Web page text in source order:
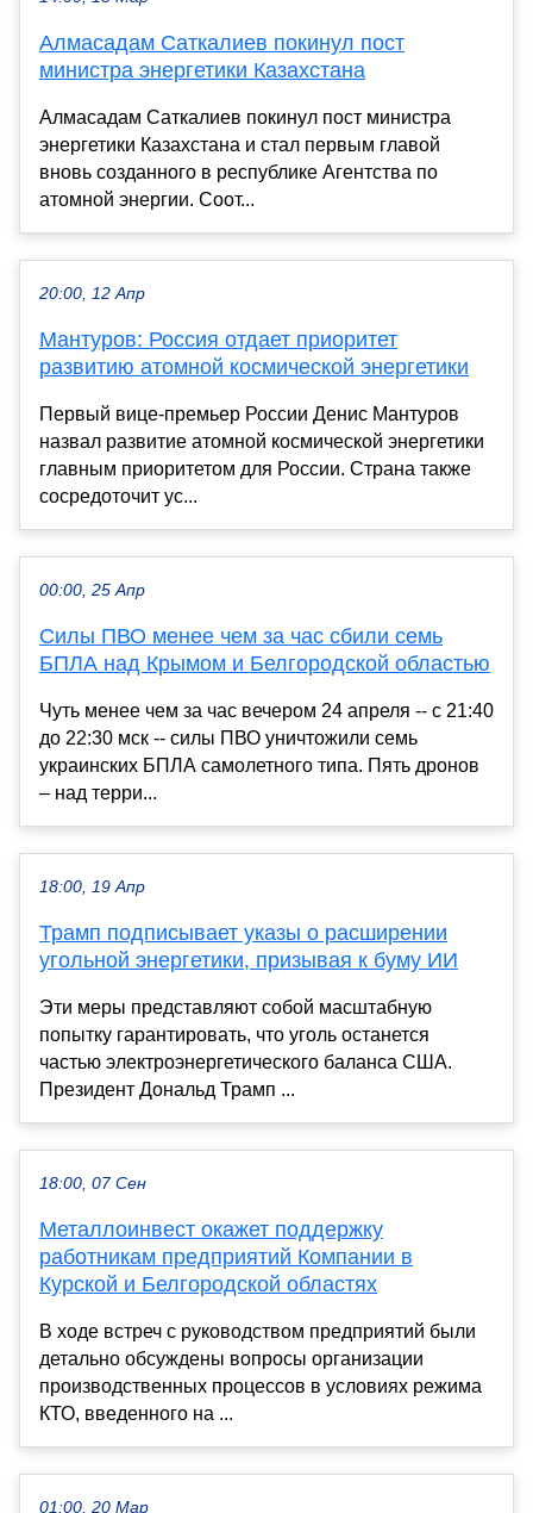
Алмасадам Саткалиев покинул пост
министра энергетики Казахстана
Алмасадам Саткалиев покинул пост министра
энергетики Казахстана и стал первым главой
вновь созданного в республике Агентства по
атомной энергии. Соот...
20:00, 12 Апр
Мантуров: Россия отдает приоритет
развитию атомной космической энергетики
Первый вице-премьер России Денис Мантуров
назвал развитие атомной космической энергетики
главным приоритетом для России. Страна также
сосредоточит ус...
00:00, 25 Апр
Силы ПВО менее чем за час сбили семь
БПЛА над Крымом и Белгородской областью
Чуть менее чем за час вечером 24 апреля -- с 21:40
до 22:30 мск -- силы ПВО уничтожили семь
украинских БПЛА самолетного типа. Пять дронов
– над терри...
18:00, 19 Апр
Трамп подписывает указы о расширении
угольной энергетики, призывая к буму ИИ
Эти меры представляют собой масштабную
попытку гарантировать, что уголь останется
частью электроэнергетического баланса США.
Президент Дональд Трамп ...
18:00, 07 Сен
Металлоинвест окажет поддержку
работникам предприятий Компании в
Курской и Белгородской областях
В ходе встреч с руководством предприятий были
детально обсуждены вопросы организации
производственных процессов в условиях режима
КТО, введенного на ...
01:00, 20 Мар